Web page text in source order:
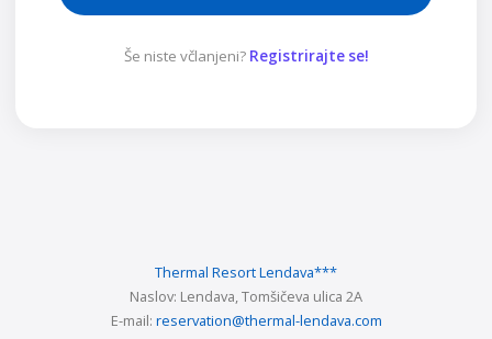
Še niste včlanjeni? Registrirajte se!
Thermal Resort Lendava***
Naslov: Lendava, Tomšičeva ulica 2A
E-mail: reservation@thermal-lendava.com